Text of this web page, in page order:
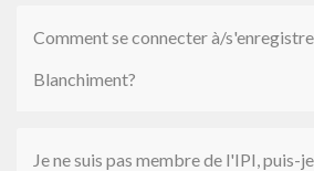
Comment se connecter à/
Blanchiment?
Je ne suis pas membre de l'IPI, puis-